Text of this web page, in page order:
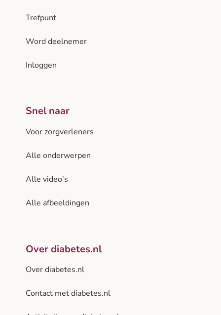
Trefpunt
Word deelnemer
Inloggen
Snel naar
Voor zorgverleners
Alle onderwerpen
Alle video's
Alle afbeeldingen
Over diabetes.nl
Over diabetes.nl
Contact met diabetes.nl